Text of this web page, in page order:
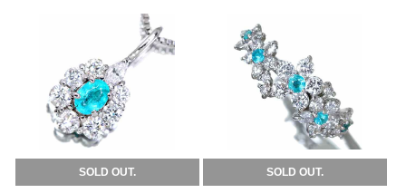
SOLD OUT. SOLD OUT.